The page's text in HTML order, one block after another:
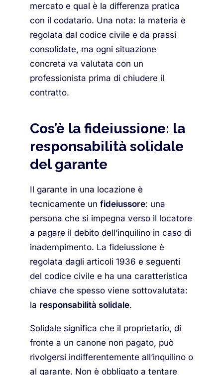
mercato e qual è la differenza pratica
con il codatario. Una nota: la materia è
regolata dal codice civile e da prassi
consolidate, ma ogni situazione
concreta va valutata con un
professionista prima di chiudere il
contratto.
Cos’è la fideiussione: la
responsabilità solidale
del garante
Il garante in una locazione è
tecnicamente un fideiussore: una
persona che si impegna verso il locatore
a pagare il debito dell’inquilino in caso di
inadempimento. La fideiussione è
regolata dagli articoli 1936 e seguenti
del codice civile e ha una caratteristica
chiave che spesso viene sottovalutata:
la responsabilità solidale.
Solidale significa che il proprietario, di
fronte a un canone non pagato, può
rivolgersi indifferentemente all’inquilino o
al garante. Non è obbligato a tentare